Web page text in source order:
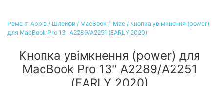
Ремонт Apple / Шлейфи / MacBook / iMac / Кнопка увімкнення (power)
для MacBook Pro 13" A2289/A2251 (EARLY 2020)
Кнопка увімкнення (power) для
MacBook Pro 13" A2289/A2251
(EARLY 2020)